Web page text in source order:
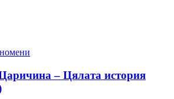
– Цялата история